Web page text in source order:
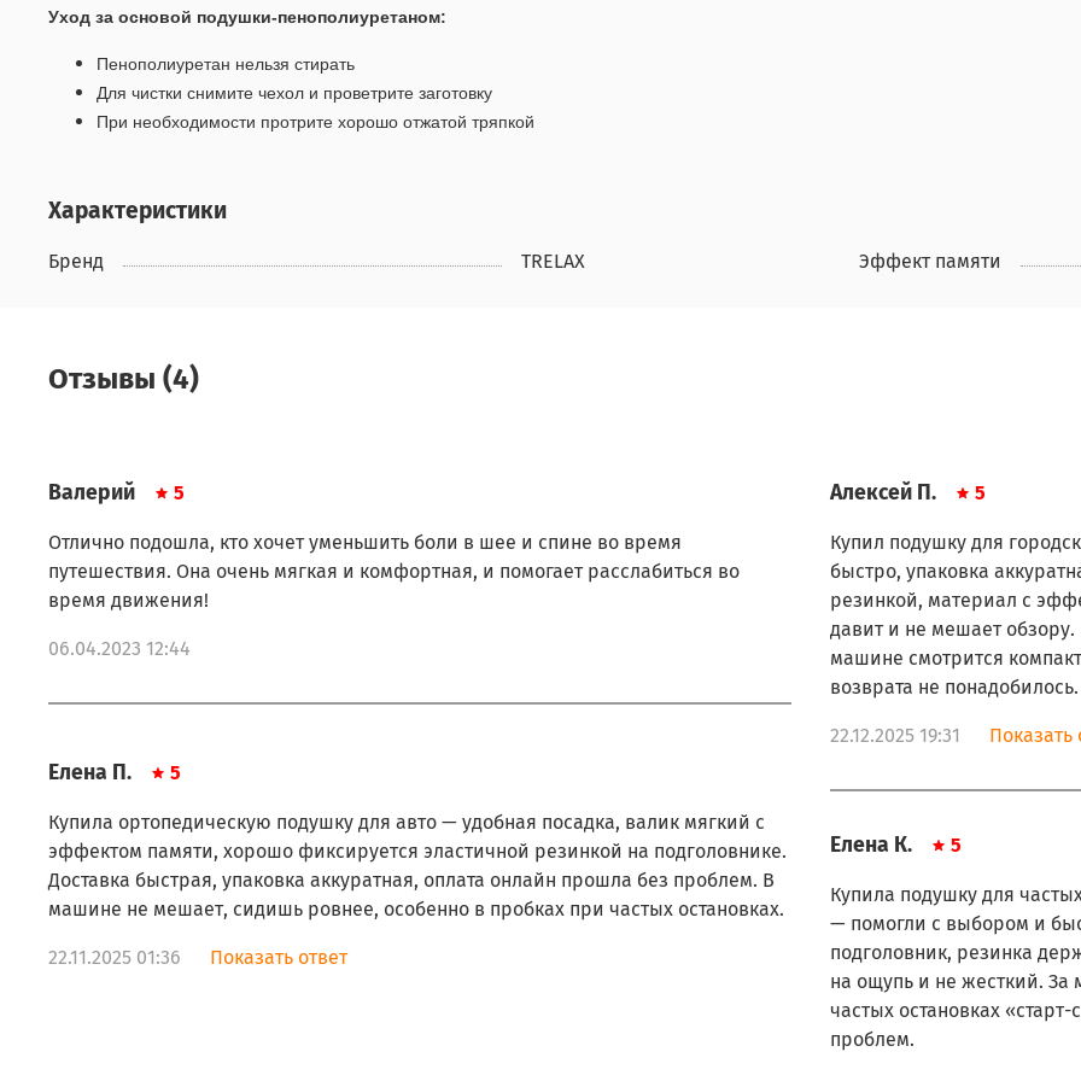
Уход за основой подушки-пенополиуретаном:
Пенополиуретан нельзя стирать
Для чистки снимите чехол и проветрите заготовку
При необходимости протрите хорошо отжатой тряпкой
Характеристики
Бренд TRELAX Эффект памяти
Отзывы (4)
Валерий 5
Отлично подошла, кто хочет уменьшить боли в шее и спине во время
путешествия. Она очень мягкая и комфортная, и помогает расслабиться во
время движения!
06.04.2023 12:44
Алексей П. 5
Купил подушку для
быстро, упаковка
резинкой, материал с
давит и не мешает обзору.
машине смотрится
возврата не понадобилось.
22.12.2025 19:31 Показать
Елена П. 5
Купила ортопедическую подушку для авто — удобная посадка, валик мягкий с
эффектом памяти, хорошо фиксируется эластичной резинкой на подголовнике.
Доставка быстрая, упаковка аккуратная, оплата онлайн прошла без проблем. В
машине не мешает, сидишь ровнее, особенно в пробках при частых остановках.
22.11.2025 01:36 Показать ответ
Елена К. 5
Купила подушку для
— помогли с выбором и
подголовник, резинка
на ощупь и не жесткий. За
частых остановках
проблем.